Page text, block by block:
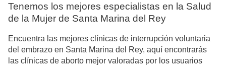
Tenemos los mejores especialistas en la Salud
de la Mujer de Santa Marina del Rey
Encuentra las mejores clínicas de interrupción voluntaria
del embrazo en Santa Marina del Rey, aquí encontrarás
las clínicas de aborto mejor valoradas por los usuarios